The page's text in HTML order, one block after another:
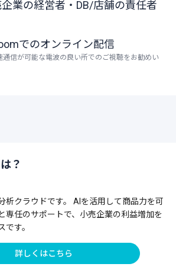
企業の経営者・DB/店舗の責任者
でのオンライン配信
信が可能な電波の良い所でのご視聴をお勧めい
？
析クラウドです。 AIを活用して商品力を可
専任のサポートで、小売企業の利益増加を
です。
詳しくはこちら